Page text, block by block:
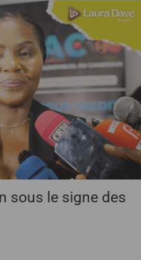
sous le signe des